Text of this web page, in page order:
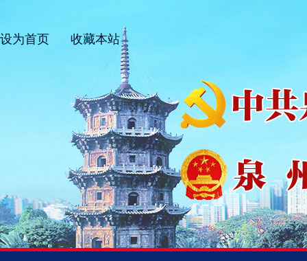
设为首页 收藏本站